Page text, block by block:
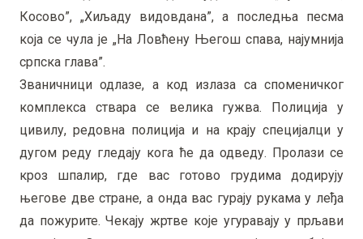
Косово”, „Хиљаду видовдана”, а последња песма
која се чула је „На Ловћену Његош спава, најумнија
српска глава”.
Званичници одлазе, а код излаза са споменичког
комплекса ствара се велика гужва. Полиција у
цивилу, редовна полиција и на крају специјалци у
дугом реду гледају кога ће да одведу. Пролази се
кроз шпалир, где вас готово грудима додирују
његове две стране, а онда вас гурају рукама у леђа
да пожурите. Чекају жртве које угуравају у прљави